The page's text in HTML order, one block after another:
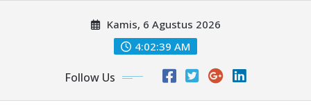
Kamis, 6 Agustus 2026
4:02:41 AM
Follow Us